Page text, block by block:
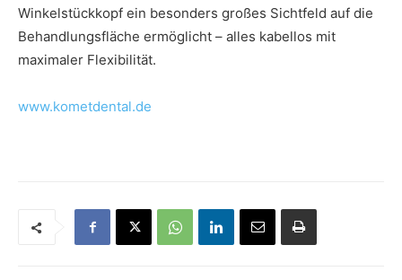
Winkelstückkopf ein besonders großes Sichtfeld auf die
Behandlungsfläche ermöglicht – alles kabellos mit
maximaler Flexibilität.
www.kometdental.de